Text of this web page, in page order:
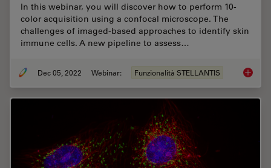
In this webinar, you will discover how to perform 10-
color acquisition using a confocal microscope. The
challenges of imaged-based approaches to identify skin
immune cells. A new pipeline to assess…
Dec 05, 2022 Webinar: Funzionalità STELLANTIS